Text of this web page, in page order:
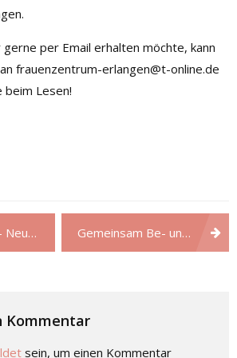
per Email erhalten möchte, kann
frauenzentrum-erlangen@t-online.de
beim Lesen!
Gemeinsam Be- und Erwandern – Wanderung!
Kommentar
sein, um einen Kommentar